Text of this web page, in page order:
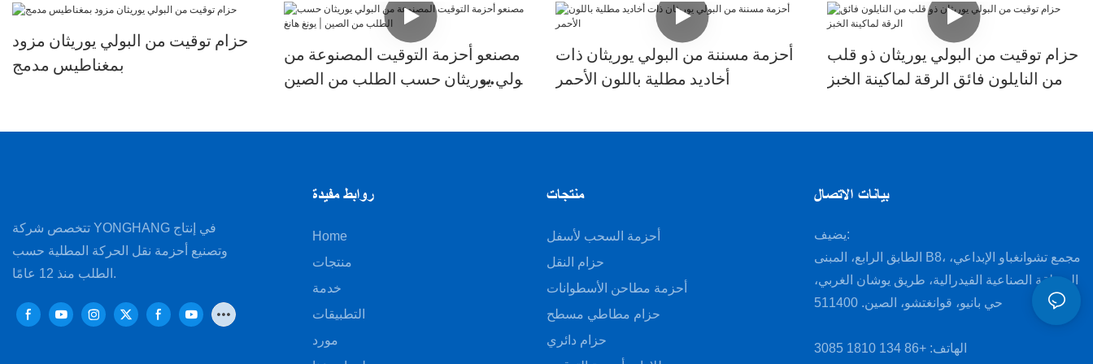
حزام توقيت من البولي يوريثان مزود
بمغناطيس مدمج
مصنعو أحزمة التوقيت المصنوعة من
البولي يوريثان حسب الطلب من الصين
أحزمة مسننة من البولي يوريثان ذات
أخاديد مطلية باللون الأحمر
حزام توقيت من البولي يوريثان ذو قلب
من النايلون فائق الرقة لماكينة الخبز
تتخصص شركة YONGHANG في إنتاج
وتصنيع أحزمة نقل الحركة المطلية حسب
الطلب منذ 12 عامًا.
روابط مفيدة
Home
منتجات
خدمة
التطبيقات
مورد
منتجات
أحزمة السحب لأسفل
حزام النقل
أحزمة مطاحن الأسطوانات
حزام مطاطي مسطح
حزام دائري
بيانات الاتصال
يضيف:
الطابق الرابع، المبنى B8، مجمع تشوانغباو الإبداعي،
المنطقة الصناعية الفيدرالية، طريق يوشان الغربي،
حي بانيو، قوانغتشو، الصين. 511400
الهاتف: +86 134 1810 3085